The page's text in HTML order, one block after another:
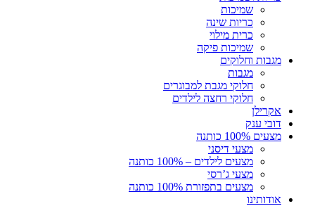
שמיכות
כריות שינה
כרית מילוי
שמיכות פיקה
מגבות וחלוקים
מגבות
חלוקי מגבת למבוגרים
חלוקי רחצה לילדים
אקרילן
דובי ענק
מצעים 100% כותנה
מצעי דיסני
מצעים לילדים – 100% כותנה
מצעי ג’רסי
מצעים בתפזורת 100% כותנה
אודותינו